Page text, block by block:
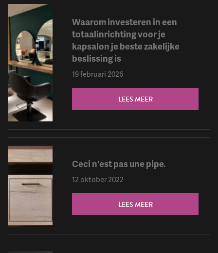
Waarom investeren in een
totaalinrichting voor je
kapsalon je beste zakelijke
beslissing is
19 februari 2026
LEES MEER
Ceci n'est pas une pipe.
12 oktober 2022
LEES MEER